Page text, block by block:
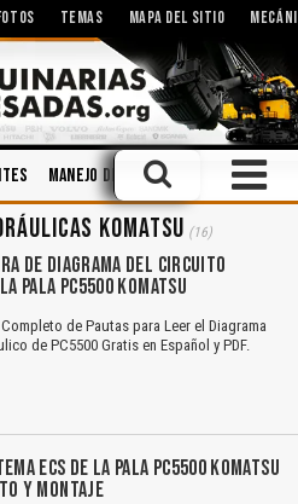
TEMAS MAPA DEL SITIO
Manejo Defensivo Mecánica
KOMATSU (16)
DE DIAGRAMA DEL CIRCUITO
PALA PC5500 KOMATSU
de Pautas para Leer el Diagrama
de PC5500 Gratis en Español y PDF.
ECS DE LA PALA PC5500 KOMATSU
Y MONTAJE